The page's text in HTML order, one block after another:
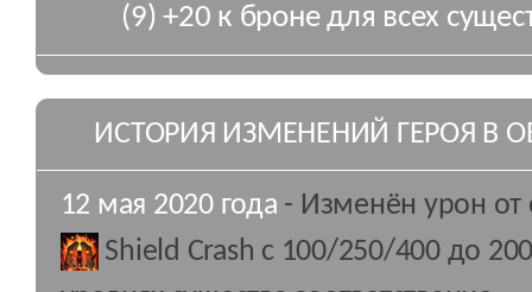
(9) +20 к броне для всех
ИСТОРИЯ ИЗМЕНЕНИЙ ГЕРОЯ В
12 мая 2020 года - Изменён урон от
Shield Crash с 100/250/400 до